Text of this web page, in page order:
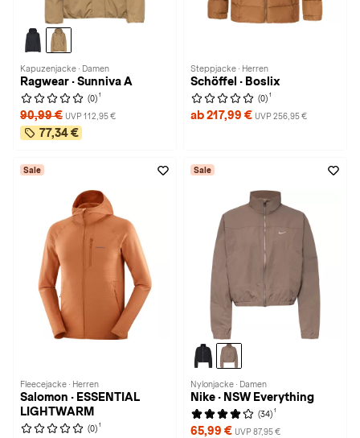
Kapuzenjacke · Damen
Ragwear · Sunniva A
(0) 1
90,99 € UVP 112,95 €
77,34 €
Steppjacke · Herren
Schöffel · Boslix
(0) 1
ab 217,99 € UVP 256,95 €
Sale
Fleecejacke · Herren
Salomon · ESSENTIAL
LIGHTWARM
(0) 1
Sale
Nylonjacke · Damen
Nike · NSW Everything
(34) 1
65,99 € UVP 87,95 €